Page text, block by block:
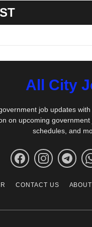
All City
job updates
on upcoming
schedules, and
CONTACT US